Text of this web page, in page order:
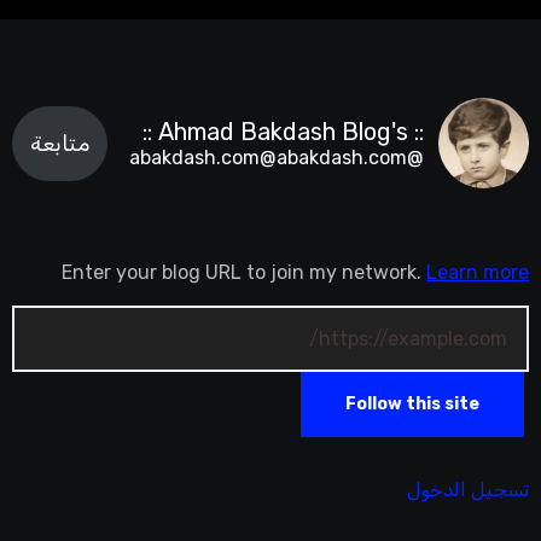
:: Ahmad Bakdash Blog's ::
@abakdash.com@abakdash.com
متابعة
Enter your blog URL to join my network. Learn more
Follow this site
تسجيل الدخول